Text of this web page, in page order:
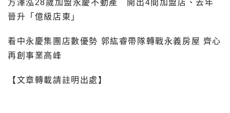
方澤泓28歲加盟永慶不動產 開出4間加盟店、去年
晉升「億級店東」
看中永慶集團店數優勢 郭紘睿帶隊轉戰永義房屋 齊心
再創事業高峰
【文章轉載請註明出處】